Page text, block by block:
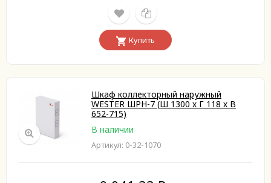
Купить
Шкаф коллекторный наружный
WESTER ШРН-7 (Ш 1300 х Г 118 х В
652-715)
В наличии
Артикул: 0-32-1070